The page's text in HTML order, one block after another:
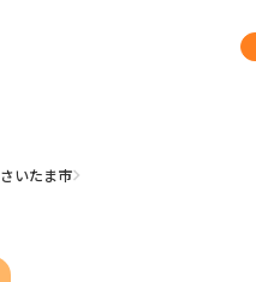
さいたま市